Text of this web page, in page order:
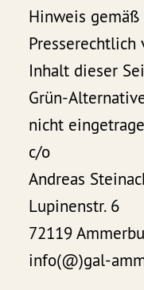
Hinweis
Inhalt dieser
Grün-
nicht
c/o
Andreas
Lupinenstr. 6
72119
info(@)gal-